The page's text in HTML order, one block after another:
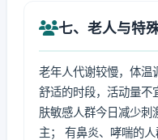
七、老人与特
老年人代谢较慢，体温
舒适的时段，活动量不
肤敏感人群今日减少刺
主； 有鼻炎、哮喘的